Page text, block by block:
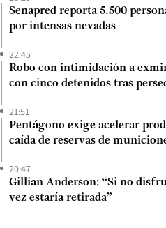
Senapred reporta 5.500
por intensas nevadas
22:45
Robo con intimidación a
con cinco detenidos tras
21:51
Pentágono exige acelerar
caída de reservas de
20:47
Gillian Anderson: “Si no
vez estaría retirada”